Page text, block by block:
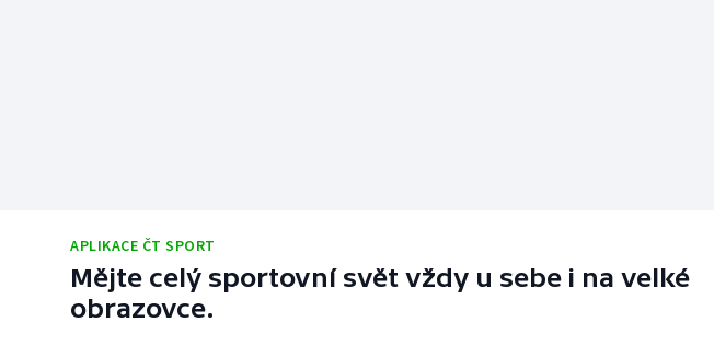
APLIKACE ČT SPORT
Mějte celý sportovní svět vždy u sebe i na velké
obrazovce.